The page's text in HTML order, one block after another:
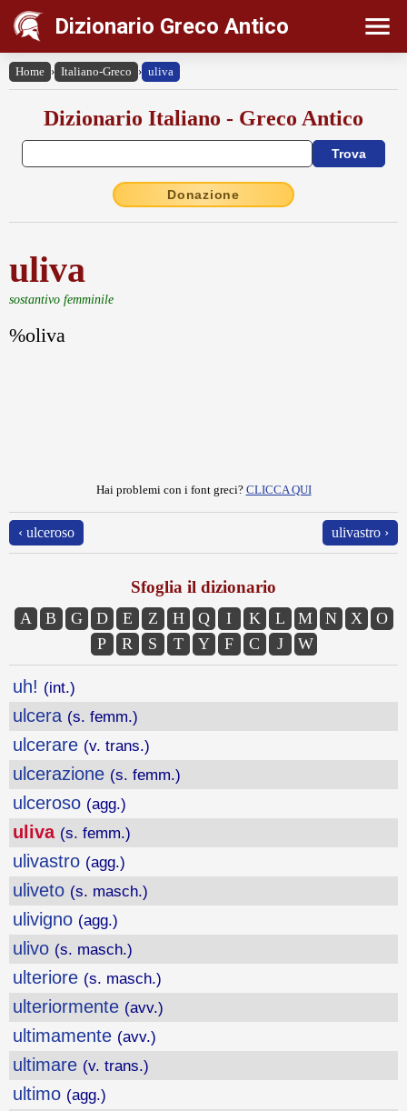
Dizionario Greco Antico
Home › Italiano-Greco › uliva
Dizionario Italiano - Greco Antico
Donazione
uliva
sostantivo femminile
%οliva
Hai problemi con i font greci? CLICCA QUI
‹ ulceroso ulivastro ›
Sfoglia il dizionario
A B G D E Z H Q I K L M N X
O
P
R S T Y F C J W
uh! (int.)
ulcera (s. femm.)
ulcerare (v. trans.)
ulcerazione (s. femm.)
ulceroso (agg.)
uliva (s. femm.)
ulivastro (agg.)
uliveto (s. masch.)
ulivigno (agg.)
ulivo (s. masch.)
ulteriore (s. masch.)
ulteriormente (avv.)
ultimamente (avv.)
ultimare (v. trans.)
ultimo (agg.)